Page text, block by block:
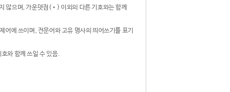
않으며, 가운뎃점(•) 이외의 다른 기호와는 함께
에 쓰이며, 전문어와 고유 명사의 띄어쓰기를 표기
와 함께 쓰일 수 있음.